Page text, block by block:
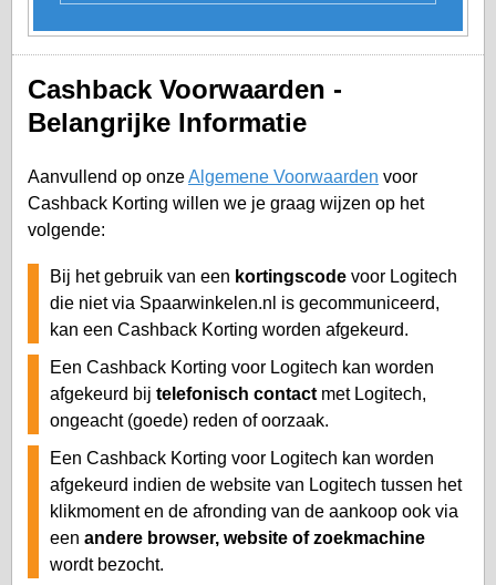
Cashback Voorwaarden -
Belangrijke Informatie
Aanvullend op onzeAlgemene Voorwaarden voor
Cashback Korting willen we je graag wijzen op het
volgende:
Bij het gebruik van een kortingscode voor Logitech
die niet via Spaarwinkelen.nl is gecommuniceerd,
kan een Cashback Korting worden afgekeurd.
Een Cashback Korting voor Logitech kan worden
afgekeurd bij telefonisch contact met Logitech,
ongeacht (goede) reden of oorzaak.
Een Cashback Korting voor Logitech kan worden
afgekeurd indien de website van Logitech tussen het
klikmoment en de afronding van de aankoop ook via
een andere browser, website of zoekmachine
wordt bezocht.